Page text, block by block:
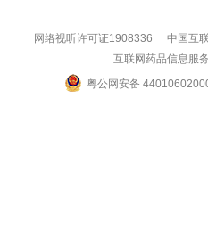
网络视听许可证1908336
中国互
互联网药品信息服
粤公网安备